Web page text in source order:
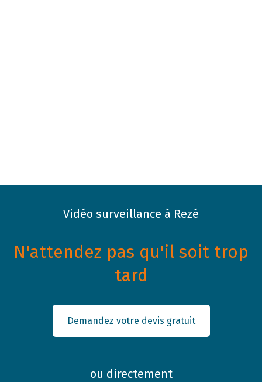
Vidéo surveillance à Rezé
N'attendez pas qu'il soit trop
tard
Demandez votre devis gratuit
ou directement